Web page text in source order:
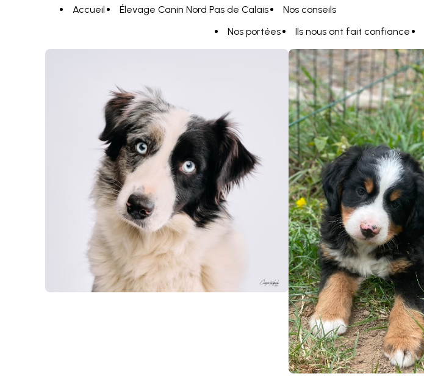
Accueil Élevage Canin Nord Pas de Calais
Nos conseils
Nos portées
Ils nous ont fait confiance
Panneau de gestion des cookies